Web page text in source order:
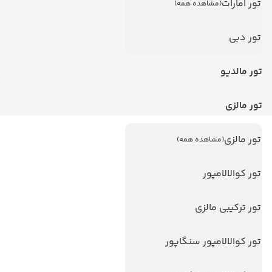
تور امارات(مشاهده همه)
تور دبی
تور مالدیو
تور مالزی
تور مالزی(مشاهده همه)
تور کوالالامپور
تور ترکیبی مالزی
تور کوالالامپور سنگاپور
لینک های مفید
درباره ما